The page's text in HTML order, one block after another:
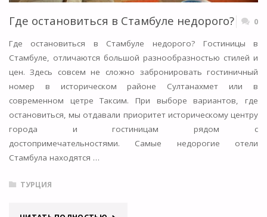
Где остановиться в Стамбуле недорого? 0
Где остановиться в Стамбуле недорого? Гостиницы в
Стамбуле, отличаются большой разнообразностью стилей и
цен. Здесь совсем не сложно забронировать гостиничный
номер в историческом районе Султанахмет или в
современном цетре Таксим. При выборе вариантов, где
остановиться, мы отдавали приоритет историческому центру
города и гостиницам рядом с
достопримечательностями. Самые недорогие отели
Стамбула находятся …
ТУРЦИЯ